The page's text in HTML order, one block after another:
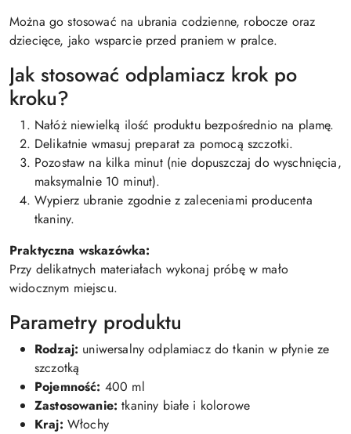
Można go stosować na ubrania codzienne, robocze oraz
dziecięce, jako wsparcie przed praniem w pralce.
Jak stosować odplamiacz krok po
kroku?
Nałóż niewielką ilość produktu bezpośrednio na plamę.
Delikatnie wmasuj preparat za pomocą szczotki.
Pozostaw na kilka minut (nie dopuszczaj do wyschnięcia,
maksymalnie 10 minut).
Wypierz ubranie zgodnie z zaleceniami producenta
tkaniny.
Praktyczna wskazówka:
Przy delikatnych materiałach wykonaj próbę w mało
widocznym miejscu.
Parametry produktu
Rodzaj: uniwersalny odplamiacz do tkanin w płynie ze
szczotką
Pojemność: 400 ml
Zastosowanie: tkaniny białe i kolorowe
Kraj: Włochy